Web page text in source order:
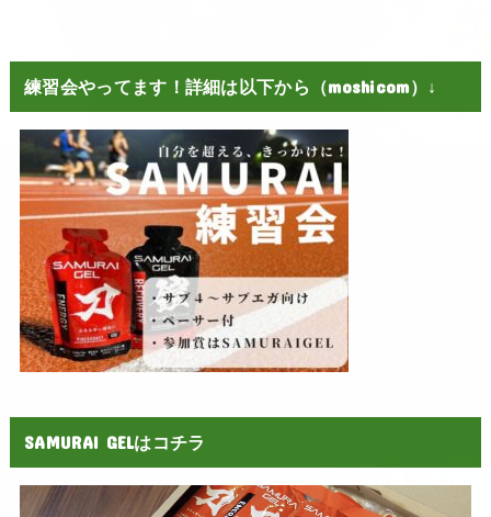
練習会やってます！詳細は以下から（moshicom）↓
SAMURAI GELはコチラ